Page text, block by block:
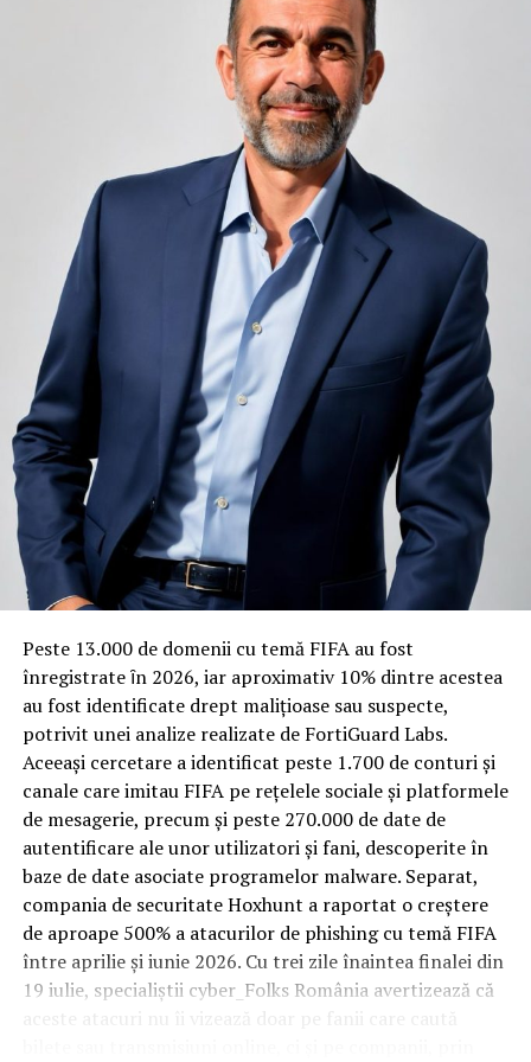
unele de altele, separate de pereți care nu pot fi făcuți
infinit de groși din motive practice și economice.
Zgomotul pașilor din camera de sus sau din coridorul
adiacent rămâne una dintre cele mai frecvente
nemulțumiri semnalate de oaspeți în recenziile online,
chiar și la unități altfel apreciate pentru servicii și
locație. De multe ori, oaspeții nu identifică pardoseala
drept sursa reală a problemei, ci descriu simplu senzația
de spațiu zgomotos sau agitat.
Pardoseala joacă un rol important în absorbția acestor
sunete, mai ales în zonele de trecere frecventă dintre
cameră și baie sau dintre pat și fereastră. Un material cu
proprietăți fonoabsorbante bune reduce transmiterea
zgomotului către camerele vecine și către etajele
inferioare, un aspect esențial mai ales în clădirile mai
vechi, cu structuri care nu au fost proiectate inițial
pentru izolare fonică performantă.
Rotația rapidă a oaspeților cere
materiale rezistente
Spre diferență de o locuință obișnuită, o cameră de hotel
trece printr-un ciclu de utilizare intensă: oaspeți diferiți,
bagaje trase pe roți, curățenie zilnică, uneori mai multe
rezervări consecutive în aceeași săptămână. Această
frecvență ridicată de utilizare pune presiune reală pe
orice suprafață, iar pardoseala este printre primele
elemente afectate vizibil, mai ales în zona din jurul
patului și a ușii de acces.
În etapa de renovare sau construcție, administratorii
care iau în calcul mocheta trafic intenspentru zonele
cu rotație mare reduc riscul de uzură prematură și de
decolorare vizibilă în punctele de trecere frecventă. Este
o decizie care ține mai puțin de stil și mai mult de
Peste 13.000 de domenii cu temă FIFA au fost
înregistrate ȋn 2026, iar aproximativ 10% dintre acestea
au fost identificate drept malițioase sau suspecte,
potrivit unei analize realizate de FortiGuard Labs.
Aceeași cercetare a identificat peste 1.700 de conturi și
canale care imitau FIFA pe rețelele sociale și platformele
de mesagerie, precum și peste 270.000 de date de
autentificare ale unor utilizatori și fani, descoperite în
baze de date asociate programelor malware. Separat,
compania de securitate Hoxhunt a raportat o creștere
de aproape 500% a atacurilor de phishing cu temă FIFA
între aprilie și iunie 2026. Cu trei zile înaintea finalei din
19 iulie, specialiștii cyber_Folks România avertizează că